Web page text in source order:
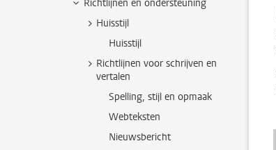
Richtlijnen en ondersteuning
Huisstijl
Huisstijl
Richtlijnen voor schrijven en
vertalen
Spelling, stijl en opmaak
Webteksten
Nieuwsbericht